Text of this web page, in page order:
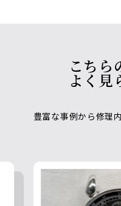
こちら
よく見
豊富な事例から修理